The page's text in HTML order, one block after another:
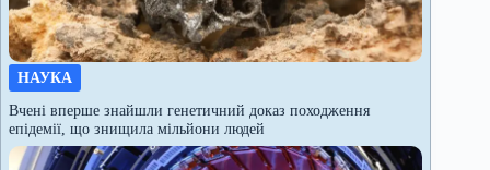
НАУКА
Вчені вперше знайшли генетичний доказ походження
епідемії, що знищила мільйони людей